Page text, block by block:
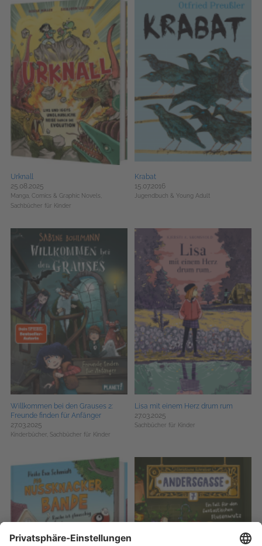
Urknall
25.08.2025
Manga, Comics & Graphic Novels,
Sachbücher für Kinder
Krabat
15.07.2016
Jugendbuch & Young Adult
Willkommen bei den Grauses 2:
Freunde finden für Anfänger
27.03.2025
Kinderbücher, Sachbücher für Kinder
Lisa mit einem Herz drum rum
27.03.2025
Sachbücher für Kinder